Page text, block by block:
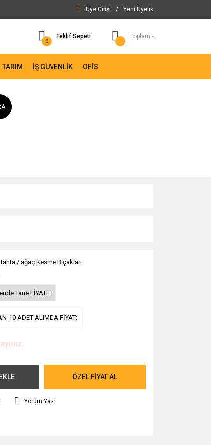
Üye Girişi / Yeni Üyelik
0
Teklif Sepeti Toplam -
TARIM İŞ GÜVENLİK OFİS
/ ağaç Kesme Bıçakları
Tane FİYATI :
10 ADET ALIMDA FİYAT:
ÖZEL FİYAT AL
Yorum Yaz